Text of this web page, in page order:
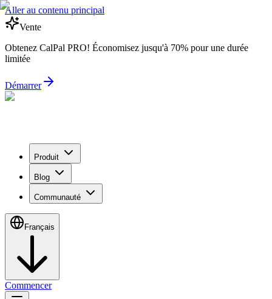
Aller au contenu principal
Vente
Obtenez CalPal PRO! Économisez jusqu'à 70% pour une durée
limitée
Démarrer
Produit
Blog
Communauté
Français
Commencer